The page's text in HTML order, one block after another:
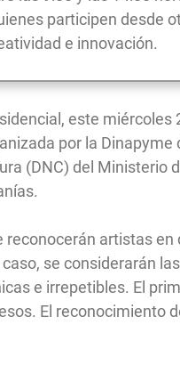
participen desde
e innovación.
este
por la
(DNC) del Ministerio
artistas en
se considerarán
e irrepetibles. El
El reconocimiento